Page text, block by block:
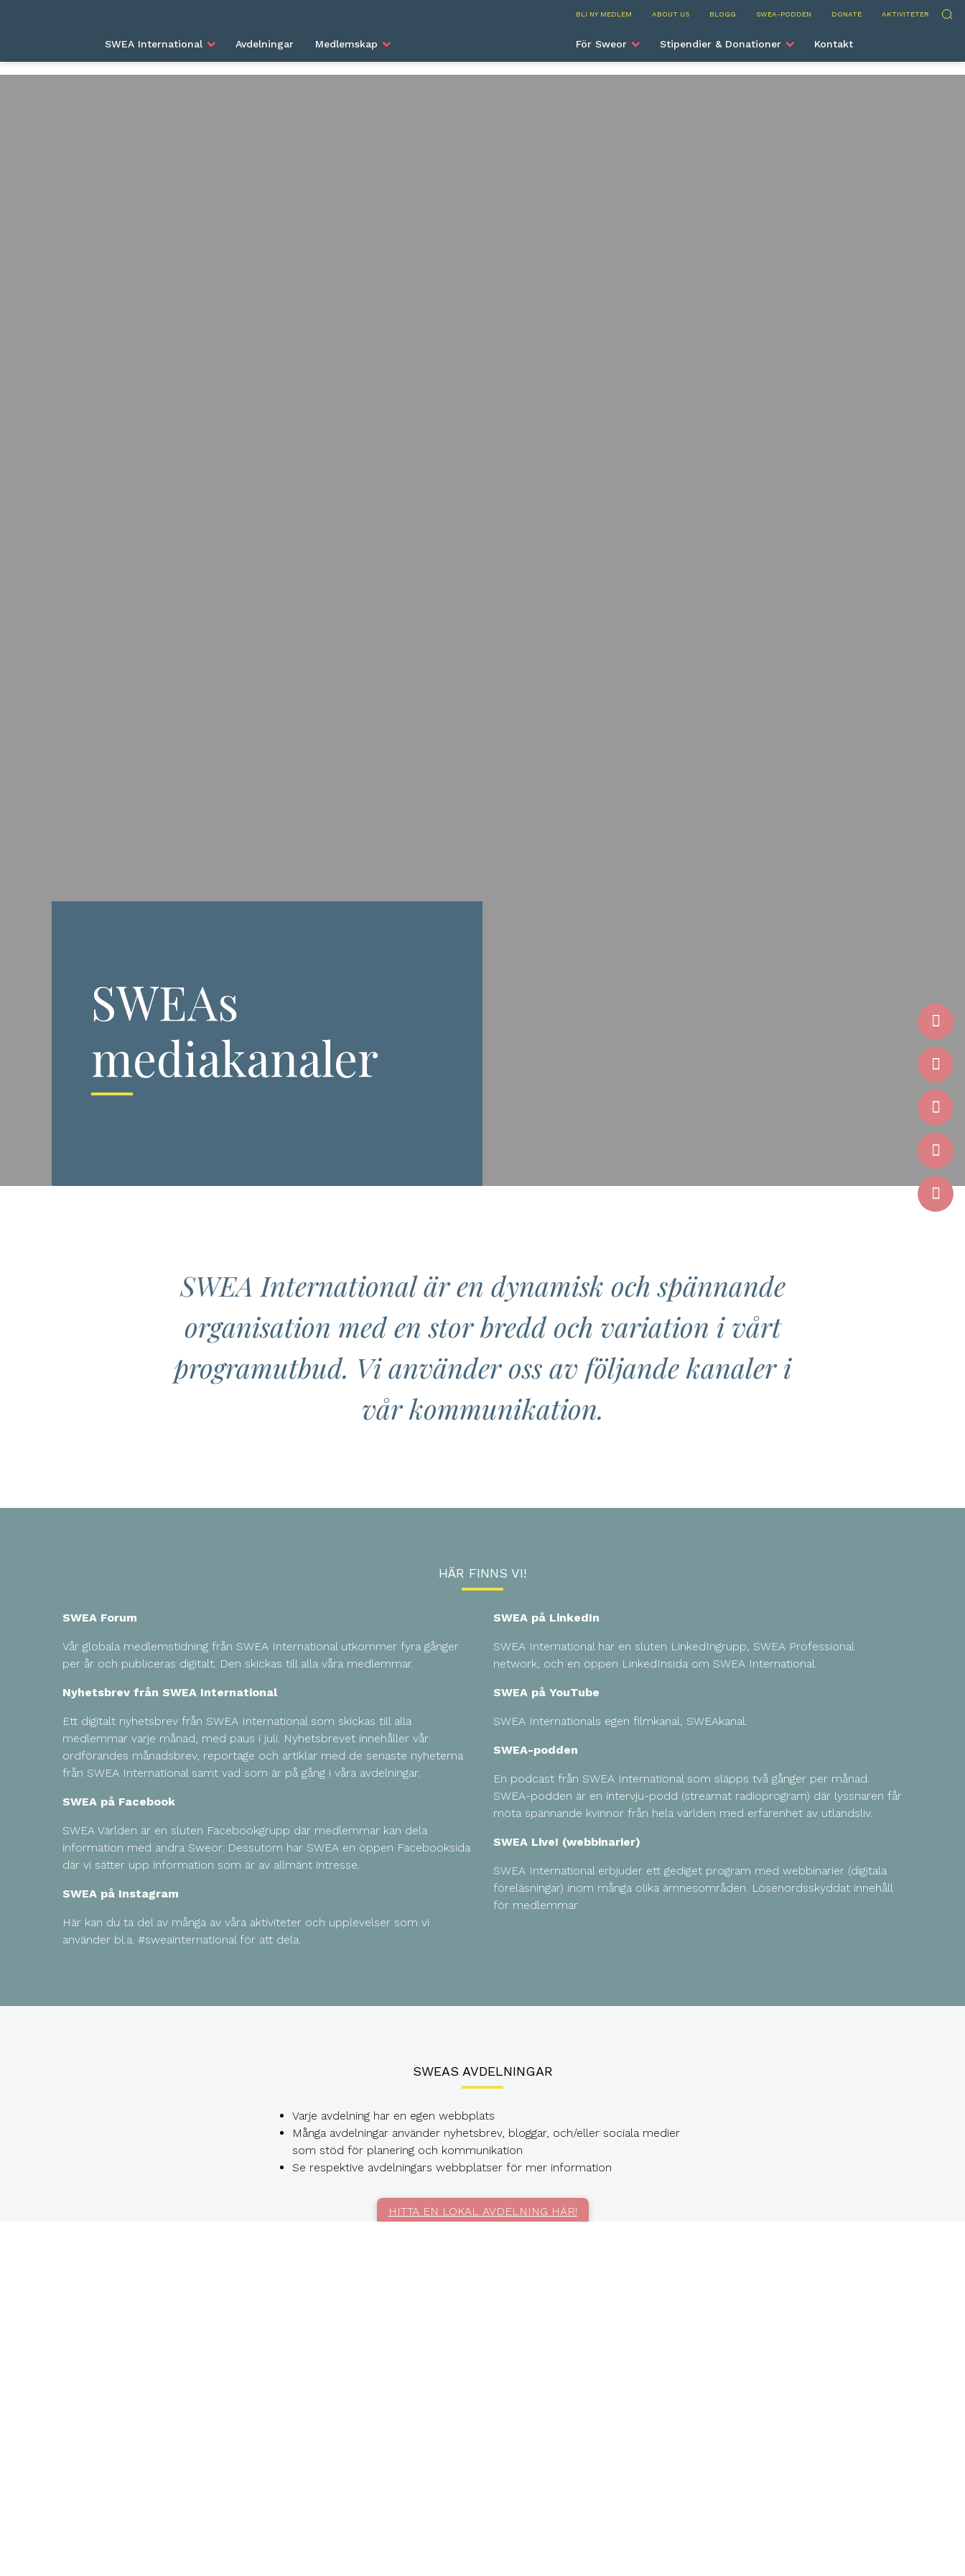
BLI NY MEDLEM ABOUT US BLOGG SWEA-PODDEN DONATE AKTIVITETER Sök
SWEA International
SWEA International Avdelningar Medlemskap För Sweor Stipendier & Donationer Kontakt
INFORMATIONSKANALER (TA BORT)
SWEAs
mediakanaler
SWEA International är en dynamisk och spännande
organisation med en stor bredd och variation i vårt
programutbud. Vi använder oss av följande kanaler i
vår kommunikation.
HÄR FINNS VI!
SWEA Forum
Vår globala medlemstidning från SWEA International utkommer fyra gånger
per år och publiceras digitalt. Den skickas till alla våra medlemmar.
Nyhetsbrev från SWEA International
Ett digitalt nyhetsbrev från SWEA International som skickas till alla
medlemmar varje månad, med paus i juli. Nyhetsbrevet innehåller vår
ordförandes månadsbrev, reportage och artiklar med de senaste nyheterna
från SWEA International samt vad som är på gång i våra avdelningar.
SWEA på Facebook
SWEA Världen är en sluten Facebookgrupp där medlemmar kan dela
information med andra Sweor. Dessutom har SWEA en öppen Facebooksida
där vi sätter upp information som är av allmänt intresse.
SWEA på Instagram
Här kan du ta del av många av våra aktiviteter och upplevelser som vi
använder bl.a. #sweainternational för att dela.
SWEA på LinkedIn
SWEA International har en sluten LinkedIngrupp, SWEA Professional
network, och en öppen LinkedInsida om SWEA International.
SWEA på YouTube
SWEA Internationals egen filmkanal, SWEAkanal.
SWEA-podden
En podcast från SWEA International som släpps två gånger per månad.
SWEA-podden är en intervju-podd (streamat radioprogram) där lyssnaren får
möta spännande kvinnor från hela världen med erfarenhet av utlandsliv.
SWEA Live! (webbinarier)
SWEA International erbjuder ett gediget program med webbinarier (digitala
föreläsningar) inom många olika ämnesområden. Lösenordsskyddat innehåll
för medlemmar.
SWEAS AVDELNINGAR
Varje avdelning har en egen webbplats
Många avdelningar använder nyhetsbrev, bloggar, och/eller sociala medier
som stöd för planering och kommunikation
Se respektive avdelningars webbplatser för mer information
HITTA EN LOKAL AVDELNING HÄR!